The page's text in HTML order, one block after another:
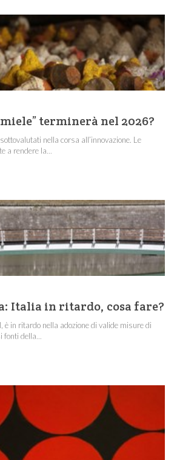
terminerà nel 2026?
nella corsa all’innovazione. Le
a rendere la...
Italia in ritardo, cosa fare?
è in ritardo nella adozione di valide misure di
della...